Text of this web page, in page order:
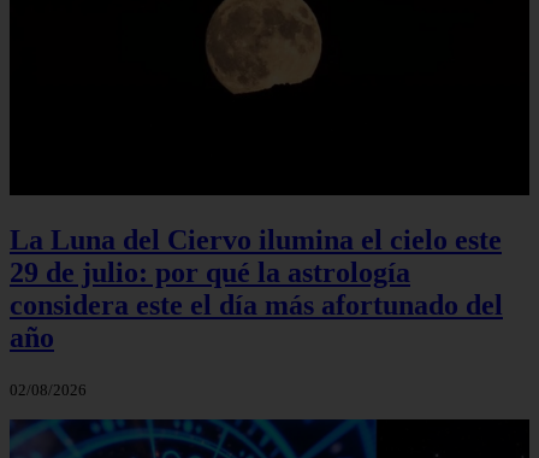
La Luna del Ciervo ilumina el cielo este
29 de julio: por qué la astrología
considera este el día más afortunado del
año
02/08/2026